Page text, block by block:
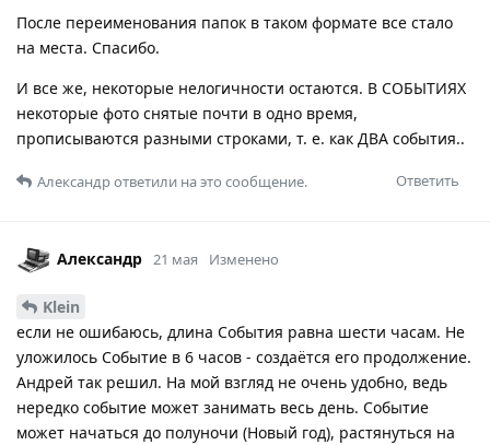
После переименования папок в таком формате все стало
на места. Спасибо.
И все же, некоторые нелогичности остаются. В СОБЫТИЯХ
некоторые фото снятые почти в одно время,
прописываются разными строками, т. е. как ДВА события..
Ответить
Александрответили на это сообщение.
Александр 21 мая Изменено
Klein
если не ошибаюсь, длина События равна шести часам. Не
уложилось Событие в 6 часов - создаётся его продолжение.
Андрей так решил. На мой взгляд не очень удобно, ведь
нередко событие может занимать весь день. Событие
может начаться до полуночи (Новый год), растянуться на